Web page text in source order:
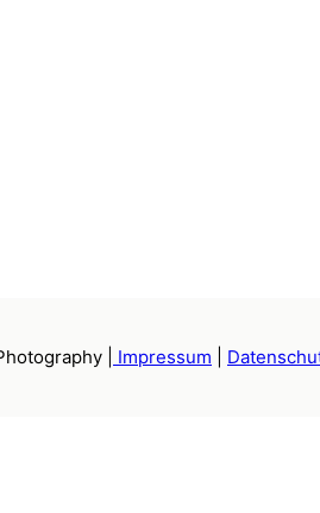
| Impressum